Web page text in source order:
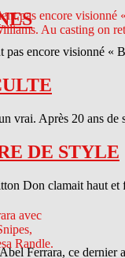
pas encore visionné
vrai. Après 20 ans
DE STYLE
Don clamait haut et
Ferrara, ce